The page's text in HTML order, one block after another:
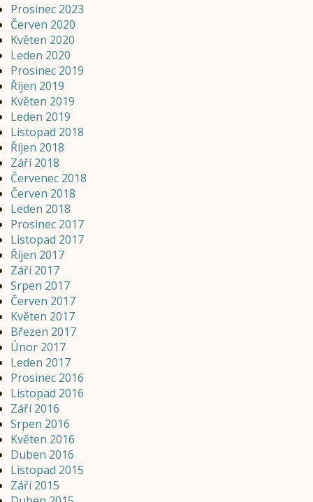
Prosinec 2023
Červen 2020
Květen 2020
Leden 2020
Prosinec 2019
Říjen 2019
Květen 2019
Leden 2019
Listopad 2018
Říjen 2018
Září 2018
Červenec 2018
Červen 2018
Leden 2018
Prosinec 2017
Listopad 2017
Říjen 2017
Září 2017
Srpen 2017
Červen 2017
Květen 2017
Březen 2017
Únor 2017
Leden 2017
Prosinec 2016
Listopad 2016
Září 2016
Srpen 2016
Květen 2016
Duben 2016
Listopad 2015
Září 2015